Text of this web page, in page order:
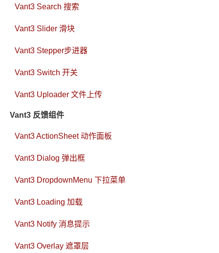
Vant3 Search 搜索
Vant3 Slider 滑块
Vant3 Stepper步进器
Vant3 Switch 开关
Vant3 Uploader 文件上传
Vant3 反馈组件
Vant3 ActionSheet 动作面板
Vant3 Dialog 弹出框
Vant3 DropdownMenu 下拉菜单
Vant3 Loading 加载
Vant3 Notify 消息提示
Vant3 Overlay 遮罩层